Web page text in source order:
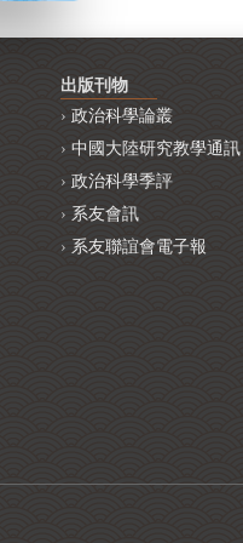
出版刊物
政治科學論叢
中國大陸研究教學通訊
政治科學季評
系友會訊
系友聯誼會電子報